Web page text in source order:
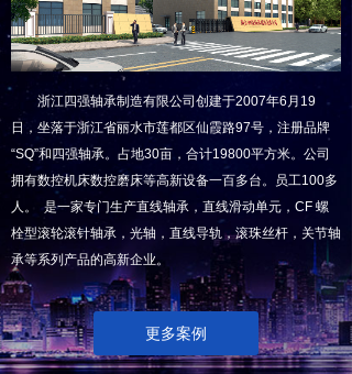
浙江四强轴承制造有限公司创建于2007年6月19
日，坐落于浙江省丽水市莲都区仙霞路97号，注册品牌
“SQ”和四强轴承。占地30亩，合计19800平方米。公司
拥有数控机床数控磨床等高新设备一百多台。员工100多
人。 是一家专门生产直线轴承，直线滑动单元，CF 螺
栓型滚轮滚针轴承，光轴，直线导轨，滚珠丝杆，关节轴
承等系列产品的高新企业。
更多案例